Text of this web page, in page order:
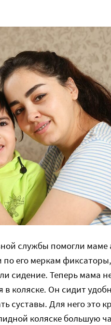
службы помогли маме
по его меркам
сидение. Теперь мама
в коляске. Он сидит
суставы. Для него это
коляске большую